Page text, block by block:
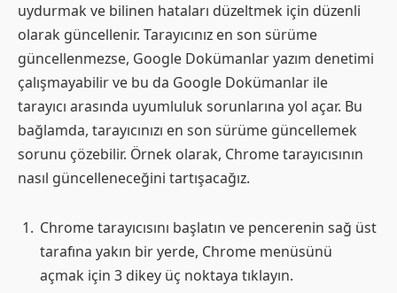
uydurmak ve bilinen hataları düzeltmek için düzenli
olarak güncellenir. Tarayıcınız en son sürüme
güncellenmezse, Google Dokümanlar yazım denetimi
çalışmayabilir ve bu da Google Dokümanlar ile
tarayıcı arasında uyumluluk sorunlarına yol açar. Bu
bağlamda, tarayıcınızı en son sürüme güncellemek
sorunu çözebilir. Örnek olarak, Chrome tarayıcısının
nasıl güncelleneceğini tartışacağız.
Chrome tarayıcısını başlatın ve pencerenin sağ üst
tarafına yakın bir yerde, Chrome menüsünü
açmak için 3 dikey üç noktaya tıklayın.